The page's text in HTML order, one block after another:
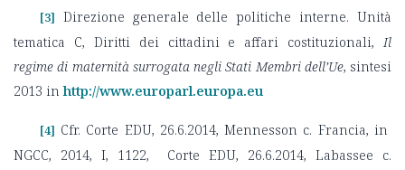
[3] Direzione generale delle politiche interne. Unità
tematica C, Diritti dei cittadini e affari costituzionali, Il
regime di maternità surrogata negli Stati Membri dell’Ue, sintesi
2013 inhttp://www.europarl.europa.eu
[4] Cfr. Corte EDU, 26.6.2014, Mennesson c. Francia, in
NGCC, 2014, I, 1122, Corte EDU, 26.6.2014, Labassee c.